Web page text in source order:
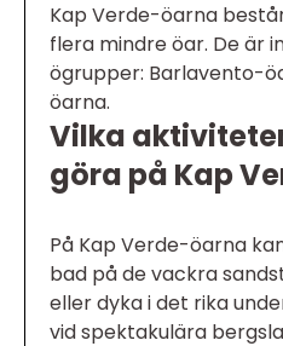
Kap Verde-öarna
flera mindre öar. De är
ögrupper: Barlavento-
öarna.
Vilka
göra på Kap
På Kap Verde-öarna
bad på de vackra
eller dyka i det rika
vid spektakulära